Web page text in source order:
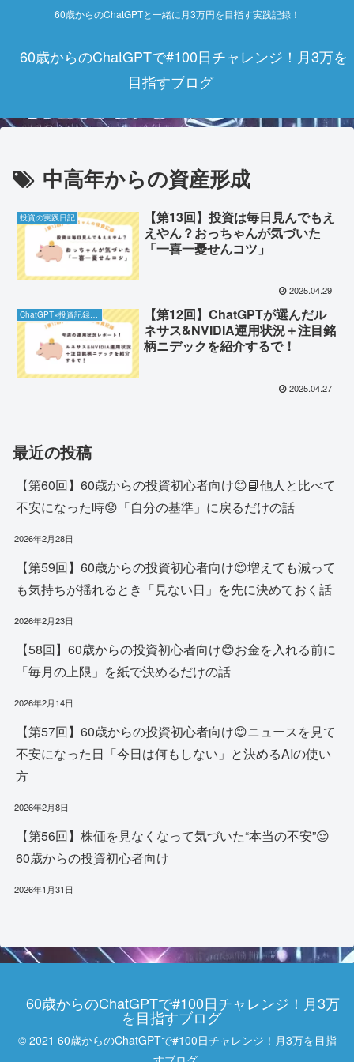
60歳からのChatGPTと一緒に月3万円を目指す実践記録！
60歳からのChatGPTで#100日チャレンジ！月3万を
目指すブログ
中高年からの資産形成
投資の実践日記
【第13回】投資は毎日見んでもえ
えやん？おっちゃんが気づいた
「一喜一憂せんコツ」
2025.04.29
ChatGPT×投資記録チャレンジ
【第12回】ChatGPTが選んだル
ネサス&NVIDIA運用状況＋注目銘
柄ニデックを紹介するで！
2025.04.27
最近の投稿
【第60回】60歳からの投資初心者向け😊📘他人と比べて
不安になった時😟「自分の基準」に戻るだけの話
2026年2月28日
【第59回】60歳からの投資初心者向け😊増えても減って
も気持ちが揺れるとき「見ない日」を先に決めておく話
2026年2月23日
【58回】60歳からの投資初心者向け😊お金を入れる前に
「毎月の上限」を紙で決めるだけの話
2026年2月14日
【第57回】60歳からの投資初心者向け😊ニュースを見て
不安になった日「今日は何もしない」と決めるAIの使い
方
2026年2月8日
【第56回】株価を見なくなって気づいた“本当の不安”😌
60歳からの投資初心者向け
2026年1月31日
60歳からのChatGPTで#100日チャレンジ！月3万
を目指すブログ
© 2021 60歳からのChatGPTで#100日チャレンジ！月3万を目指